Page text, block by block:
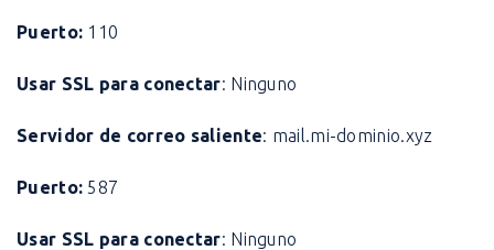
Puerto: 110
Usar SSL para conectar: Ninguno
Servidor de correo saliente: mail.mi-dominio.xyz
Puerto: 587
Usar SSL para conectar: Ninguno